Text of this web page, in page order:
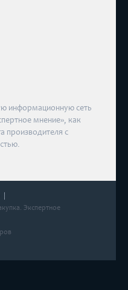
информационную сеть
мнение», как
производителя с
Экспертное